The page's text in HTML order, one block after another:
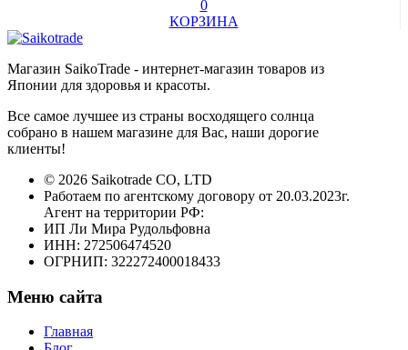
0
КОРЗИНА
Магазин SaikoTrade - интернет-магазин товаров из
Японии для здоровья и красоты.
Все самое лучшее из страны восходящего солнца
собрано в нашем магазине для Вас, наши дорогие
клиенты!
© 2026 Saikotrade CO, LTD
Работаем по агентскому договору от 20.03.2023г.
Агент на территории РФ:
ИП Ли Мира Рудольфовна
ИНН: 272506474520
ОГРНИП: 322272400018433
Меню сайта
Главная